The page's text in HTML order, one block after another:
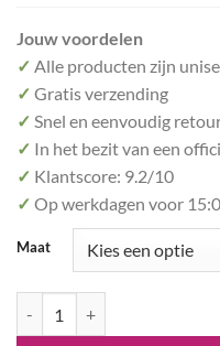
Jouw voordelen
✓ Alle producten zijn
✓ Gratis verzending
✓ Snel en eenvoudig
✓ In het bezit van een
✓ Klantscore: 9.2/10
✓ Op werkdagen voor
Maat